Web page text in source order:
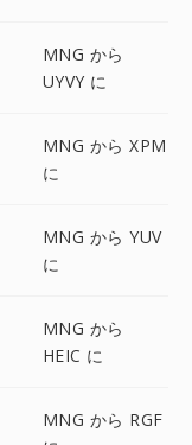
MNG から
UYVY に
MNG から XPM
に
MNG から YUV
に
MNG から
HEIC に
MNG から RGF